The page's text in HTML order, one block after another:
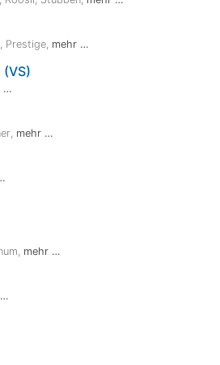
, Prestige, mehr …
…
, mehr …
, mehr …